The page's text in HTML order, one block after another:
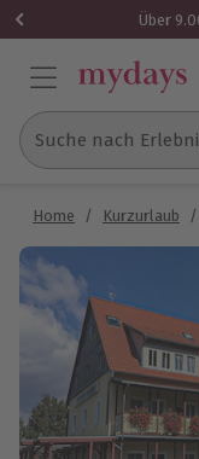
Über
Suche nach
Home / Kurzurlaub /